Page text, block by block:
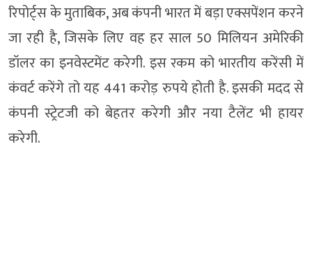
रिपोर्ट्स के मुताबिक, अब कंपनी भारत में बड़ा एक्सपेंशन करने
जा रही है, जिसके लिए वह हर साल 50 मिलियन अमेरिकी
डॉलर का इनवेस्टमेंट करेगी. इस रकम को भारतीय करेंसी में
कंवर्ट करेंगे तो यह 441 करोड़ रुपये होती है. इसकी मदद से
कंपनी स्ट्रेटजी को बेहतर करेगी और नया टैलेंट भी हायर
करेगी.